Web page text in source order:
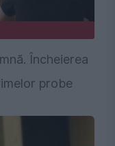
Încheierea
probe